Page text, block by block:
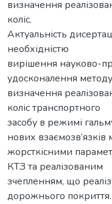
визначення
коліс.
Актуальність
необхідністю
вирішення науково-
удосконалення методу
визначення
коліс транспортного
засобу в режимі
нових взаємозв’язків
жорсткісними
КТЗ та реалізованим
зчепленням, що
дорожнього покриття.